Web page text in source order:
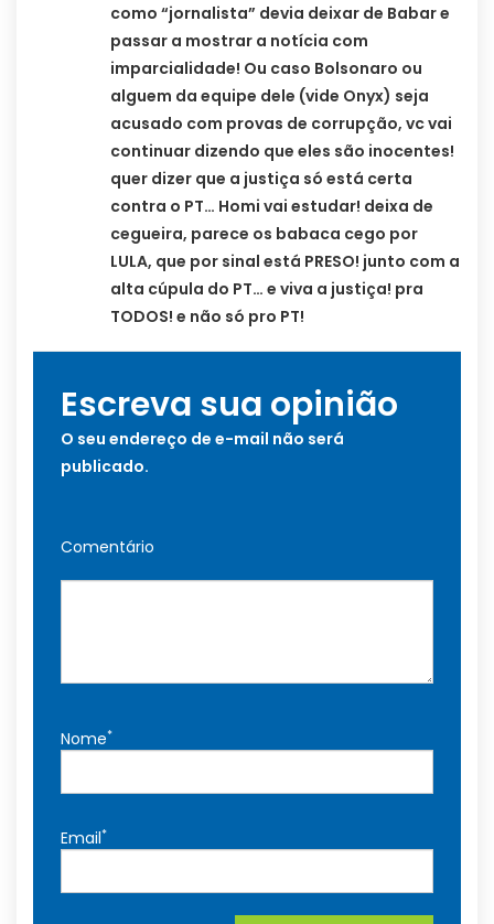
como “jornalista” devia deixar de Babar e
passar a mostrar a notícia com
imparcialidade! Ou caso Bolsonaro ou
alguem da equipe dele (vide Onyx) seja
acusado com provas de corrupção, vc vai
continuar dizendo que eles são inocentes!
quer dizer que a justiça só está certa
contra o PT… Homi vai estudar! deixa de
cegueira, parece os babaca cego por
LULA, que por sinal está PRESO! junto com a
alta cúpula do PT… e viva a justiça! pra
TODOS! e não só pro PT!
Escreva sua opinião
O seu endereço de e-mail não será
publicado.
Comentário
Nome*
Email*